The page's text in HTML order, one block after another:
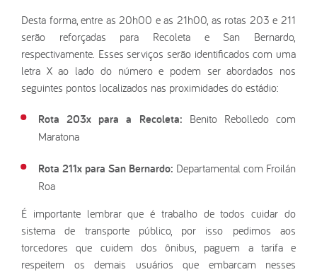
Desta forma, entre as 20h00 e as 21h00, as rotas 203 e 211
serão reforçadas para Recoleta e San Bernardo,
respectivamente. Esses serviços serão identificados com uma
letra X ao lado do número e podem ser abordados nos
seguintes pontos localizados nas proximidades do estádio:
Rota 203x para a Recoleta: Benito Rebolledo com
Maratona
Rota 211x para San Bernardo: Departamental com Froilán
Roa
É importante lembrar que é trabalho de todos cuidar do
sistema de transporte público, por isso pedimos aos
torcedores que cuidem dos ônibus, paguem a tarifa e
respeitem os demais usuários que embarcam nesses